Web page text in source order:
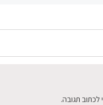
לכתוב תגובה.